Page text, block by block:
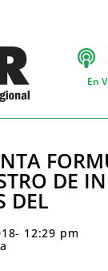
En
DE
DEL
- 12:29 pm